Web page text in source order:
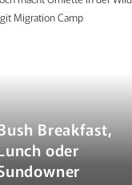
Breakfast,
oder